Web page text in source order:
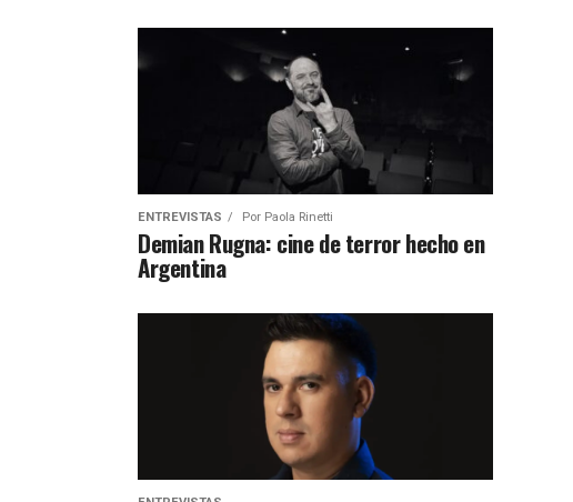
ENTREVISTAS Por Paola Rinetti
Demian Rugna: cine de terror hecho en
Argentina